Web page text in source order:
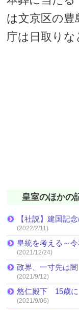
は文京区の豊
庁は日取りな
皇室のほかの
【社説】建国記
(2022/2/11)
皇統を考える～
(2021/12/24)
政界、一寸先は闇
(2021/9/12)
悠仁殿下 15歳に
(2021/9/06)